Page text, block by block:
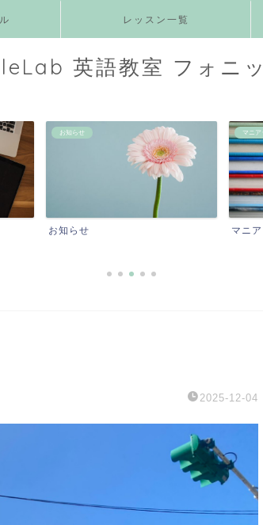
レッスン一覧
英語教室 フォニ
お知らせ
お知らせ
マニア
マニ
2025-12-04